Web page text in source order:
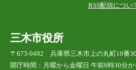
RSS配信につい
三木市役所
〒673-0492 兵庫県三木市上の丸町10番
開庁時間：月曜から金曜日 午前8時30分